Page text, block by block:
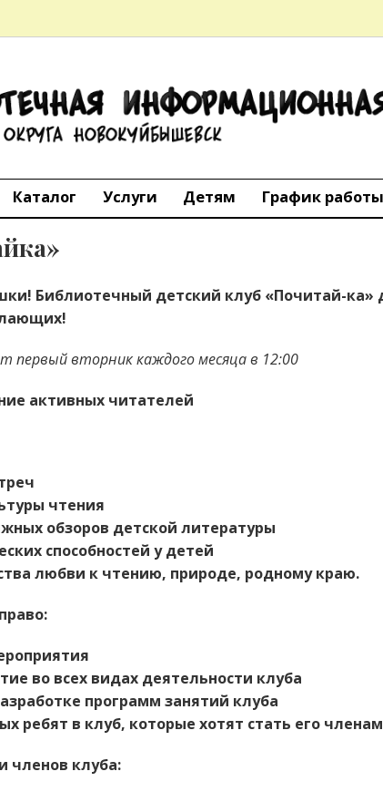
округа
Каталог Услуги Детям График работы
Библиотечный детский клуб «Почитай-ка»
первый вторник каждого месяца в 12:00
активных читателей
чтения
обзоров детской литературы
способностей у детей
любви к чтению, природе, родному краю.
во всех видах деятельности клуба
программ занятий клуба
ребят в клуб, которые хотят стать его
клуба: